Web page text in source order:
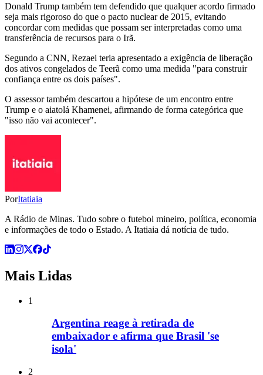
Donald Trump também tem defendido que qualquer acordo firmado
seja mais rigoroso do que o pacto nuclear de 2015, evitando
concordar com medidas que possam ser interpretadas como uma
transferência de recursos para o Irã.
Segundo a CNN, Rezaei teria apresentado a exigência de liberação
dos ativos congelados de Teerã como uma medida "para construir
confiança entre os dois países".
O assessor também descartou a hipótese de um encontro entre
Trump e o aiatolá Khamenei, afirmando de forma categórica que
"isso não vai acontecer".
PorItatiaia
A Rádio de Minas. Tudo sobre o futebol mineiro, política, economia
e informações de todo o Estado. A Itatiaia dá notícia de tudo.
Mais Lidas
1
Argentina reage à retirada de
embaixador e afirma que Brasil 'se
isola'
2